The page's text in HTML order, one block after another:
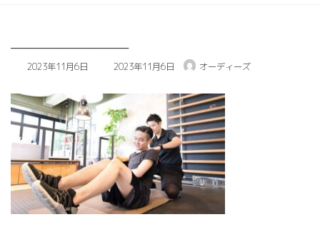
2023年11月6日
最
新
日
時
:
2023年11月6日 オーディーズ